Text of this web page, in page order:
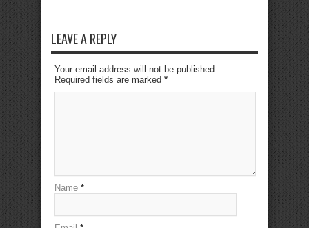
LEAVE A REPLY
Your email address will not be published.
Required fields are marked *
Name *